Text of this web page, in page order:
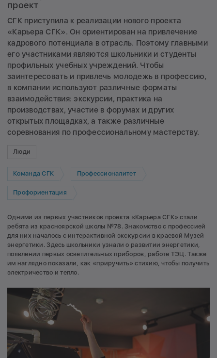
проект
СГК приступила к реализации нового проекта
«Карьера СГК». Он ориентирован на привлечение
кадрового потенциала в отрасль. Поэтому главными
его участниками являются школьники и студенты
профильных учебных учреждений. Чтобы
заинтересовать и привлечь молодежь в профессию,
в компании используют различные форматы
взаимодействия: экскурсии, практика на
производствах, участие в форумах и других
открытых площадках, а также различные
соревнования по профессиональному мастерству.
Люди
Команда СГК Профессионалитет
Профориентация
Одними из первых участников проекта «Карьера СГК» стали
ребята из красноярской школы №78. Знакомство с профессией
для них началось с интерактивной экскурсии в краевой Музей
энергетики. Здесь школьники узнали о развитии энергетики,
появлении первых осветительных приборов, работе ТЭЦ. Также
им наглядно показали, как «приручить» стихию, чтобы получить
электричество и тепло.